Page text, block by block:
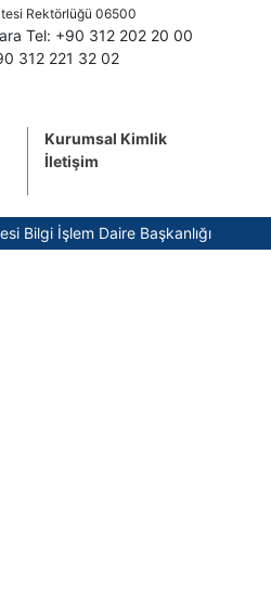
Rektörlüğü 06500
Tel: +90 312 202 20 00
312 221 32 02
Kurumsal Kimlik
İletişim
Bilgi İşlem Daire Başkanlığı